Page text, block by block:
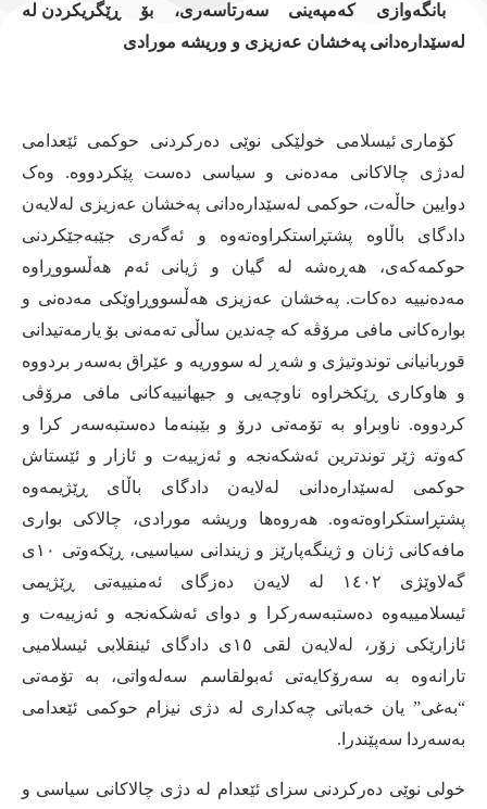
بانگەوازی کەمپەینی سەرتاسەری، بۆ ڕێگریکردن لە
لەسێدارەدانی پەخشان عەزیزی و وریشە مورادی
کۆماری ئیسلامی خولێکی نوێی دەرکردنی حوکمی ئێعدامی
لەدژی چالاکانی مەدەنی و سیاسی دەست پێکردووە. وەک
دوایین حاڵەت، حوکمی لەسێدارەدانی پەخشان عەزیزی لەلایەن
دادگای باڵاوە پشتڕاستکراوەتەوە و ئەگەری جێبەجێکردنی
حوکمەکەی، هەڕەشە لە گیان و ژیانی ئەم هەڵسووڕاوە
مەدەنییە دەکات. پەخشان عەزیزی هەڵسووڕاوێکی مەدەنی و
بوارەکانی مافی مرۆڤە کە چەندین ساڵی تەمەنی بۆ یارمەتیدانی
قوربانیانی توندوتیژی و شەڕ لە سووریە و عێراق بەسەر بردووە
و هاوکاری ڕێکخراوە ناوچەیی و جیهانییەکانی مافی مرۆڤی
کردووە. ناوبراو بە تۆمەتی درۆ و بێبنەما دەستبەسەر کرا و
کەوتە ژێر توندترین ئەشکەنجە و ئەزییەت و ئازار و ئێستاش
حوکمی لەسێدارەدانی لەلایەن دادگای باڵای ڕێژیمەوە
پشتڕاستکراوەتەوە. هەروەها وریشە مورادی، چالاکی بواری
مافەکانی ژنان و ژینگەپارێز و زیندانی سیاسیی، ڕێکەوتی ١٠ی
گەلاوێژی ١٤٠٢ لە لایەن دەزگای ئەمنییەتی ڕێژیمی
ئیسلامییەوە دەستبەسەرکرا و دوای ئەشکەنجە و ئەزییەت و
ئازارێکی زۆر، لەلایەن لقی ١٥ی دادگای ئینقلابی ئیسلامیی
تارانەوە بە سەرۆکایەتی ئەبولقاسم سەلەواتی، بە تۆمەتی
“بەغی” یان خەباتی چەکداری لە دژی نیزام حوکمی ئێعدامی
بەسەردا سەپێندرا .
خولی نوێی دەرکردنی سزای ئێعدام لە دژی چالاکانی سیاسی و